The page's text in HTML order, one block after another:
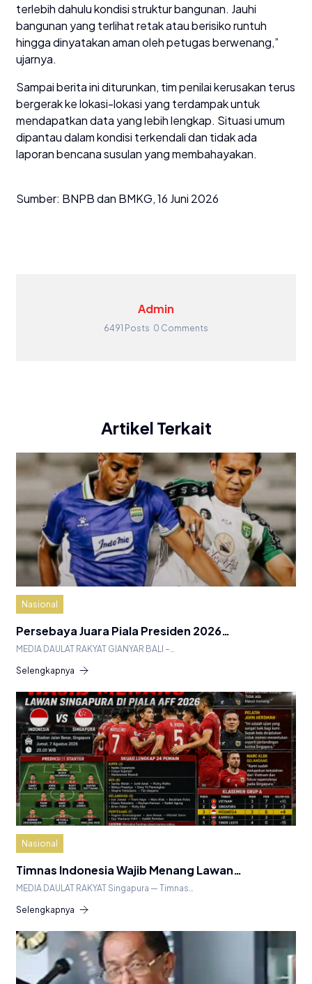
terlebih dahulu kondisi struktur bangunan. Jauhi
bangunan yang terlihat retak atau berisiko runtuh
hingga dinyatakan aman oleh petugas berwenang,”
ujarnya.
Sampai berita ini diturunkan, tim penilai kerusakan terus
bergerak ke lokasi-lokasi yang terdampak untuk
mendapatkan data yang lebih lengkap. Situasi umum
dipantau dalam kondisi terkendali dan tidak ada
laporan bencana susulan yang membahayakan.
Sumber: BNPB dan BMKG, 16 Juni 2026
Admin
6491 Posts 0 Comments
Artikel Terkait
Nasional
Persebaya Juara Piala Presiden 2026…
MEDIA DAULAT RAKYAT GIANYAR BALI –…
Selengkapnya
Nasional
Timnas Indonesia Wajib Menang Lawan…
MEDIA DAULAT RAKYAT Singapura — Timnas…
Selengkapnya